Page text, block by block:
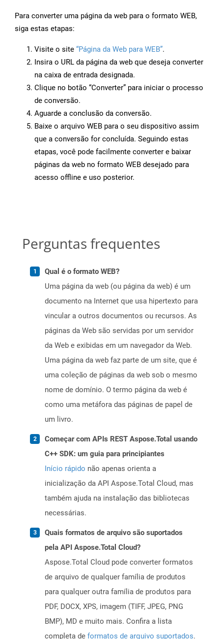
Para converter uma página da web para o formato WEB,
siga estas etapas:
Visite o site “Página da Web para WEB”.
Insira o URL da página da web que deseja converter
na caixa de entrada designada.
Clique no botão “Converter” para iniciar o processo
de conversão.
Aguarde a conclusão da conversão.
Baixe o arquivo WEB para o seu dispositivo assim
que a conversão for concluída. Seguindo estas
etapas, você pode facilmente converter e baixar
páginas da web no formato WEB desejado para
acesso offline e uso posterior.
Perguntas frequentes
Qual é o formato WEB?
Uma página da web (ou página da web) é um
documento na Internet que usa hipertexto para
vincular a outros documentos ou recursos. As
páginas da Web são servidas por um servidor
da Web e exibidas em um navegador da Web.
Uma página da web faz parte de um site, que é
uma coleção de páginas da web sob o mesmo
nome de domínio. O termo página da web é
como uma metáfora das páginas de papel de
um livro.
Começar com APIs REST Aspose.Total usando
C++ SDK: um guia para principiantes
Início rápido não apenas orienta a
inicialização da API Aspose.Total Cloud, mas
também ajuda na instalação das bibliotecas
necessárias.
Quais formatos de arquivo são suportados
pela API Aspose.Total Cloud?
Aspose.Total Cloud pode converter formatos
de arquivo de qualquer família de produtos
para qualquer outra família de produtos para
PDF, DOCX, XPS, imagem (TIFF, JPEG, PNG
BMP), MD e muito mais. Confira a lista
completa de formatos de arquivo suportados.